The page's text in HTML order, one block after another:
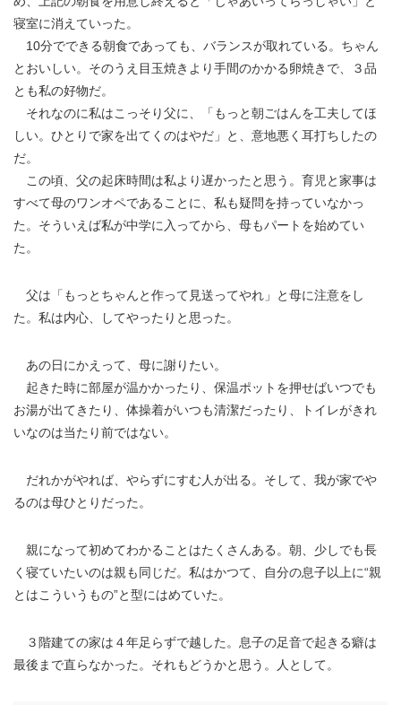
寝室に消えていった。
10分でできる朝食であっても、バランスが取れている。ちゃん
とおいしい。そのうえ目玉焼きより手間のかかる卵焼きで、３品
とも私の好物だ。
それなのに私はこっそり父に、「もっと朝ごはんを工夫してほ
しい。ひとりで家を出てくのはやだ」と、意地悪く耳打ちしたの
だ。
この頃、父の起床時間は私より遅かったと思う。育児と家事は
すべて母のワンオペであることに、私も疑問を持っていなかっ
た。そういえば私が中学に入ってから、母もパートを始めてい
た。
父は「もっとちゃんと作って見送ってやれ」と母に注意をし
た。私は内心、してやったりと思った。
あの日にかえって、母に謝りたい。
起きた時に部屋が温かかったり、保温ポットを押せばいつでも
お湯が出てきたり、体操着がいつも清潔だったり、トイレがきれ
いなのは当たり前ではない。
だれかがやれば、やらずにすむ人が出る。そして、我が家でや
るのは母ひとりだった。
親になって初めてわかることはたくさんある。朝、少しでも長
く寝ていたいのは親も同じだ。私はかつて、自分の息子以上に“親
とはこういうもの”と型にはめていた。
３階建ての家は４年足らずで越した。息子の足音で起きる癖は
最後まで直らなかった。それもどうかと思う。人として。